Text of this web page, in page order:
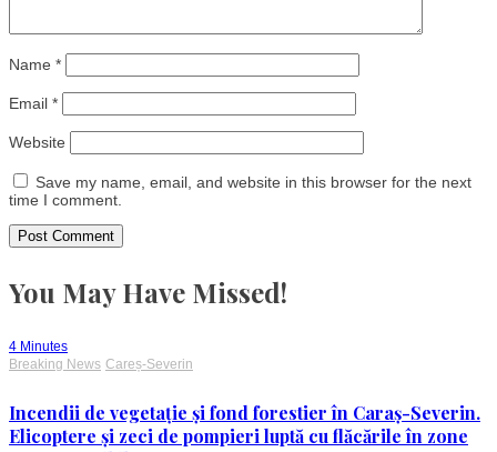
Name *
Email *
Website
Save my name, email, and website in this browser for the next
time I comment.
You May Have Missed!
4 Minutes
Breaking News Careș-Severin
Incendii de vegetație și fond forestier în Caraș-Severin.
Elicoptere și zeci de pompieri luptă cu flăcările în zone